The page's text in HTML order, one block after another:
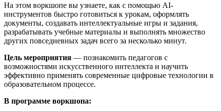
На этом воркшопе вы узнаете, как с помощью AI-
инструментов быстро готовиться к урокам, оформлять
документы, создавать интеллектуальные игры и задания,
разрабатывать учебные материалы и выполнять множество
других повседневных задач всего за несколько минут.
Цель мероприятия — познакомить педагогов с
возможностями искусственного интеллекта и научить
эффективно применять современные цифровые технологии в
образовательном процессе.
В программе воркшопа: